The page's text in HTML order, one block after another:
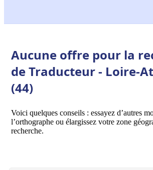
Aucune offre pour la
de Traducteur - Loire-
(44)
Voici quelques conseils : essayez d’autres
l’orthographe ou élargissez votre zone
recherche.